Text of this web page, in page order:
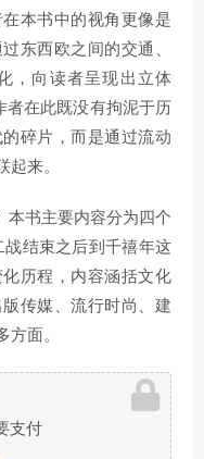
本书中的视角更像是
东西欧之间的交通、
，向读者呈现出立体
者在此既没有拘泥于历
碎片，而是通过流动
起来。
本书主要内容分为四个
结束之后到千禧年这
历程，内容涵括文化
传媒、流行时尚、建
方面。
支付